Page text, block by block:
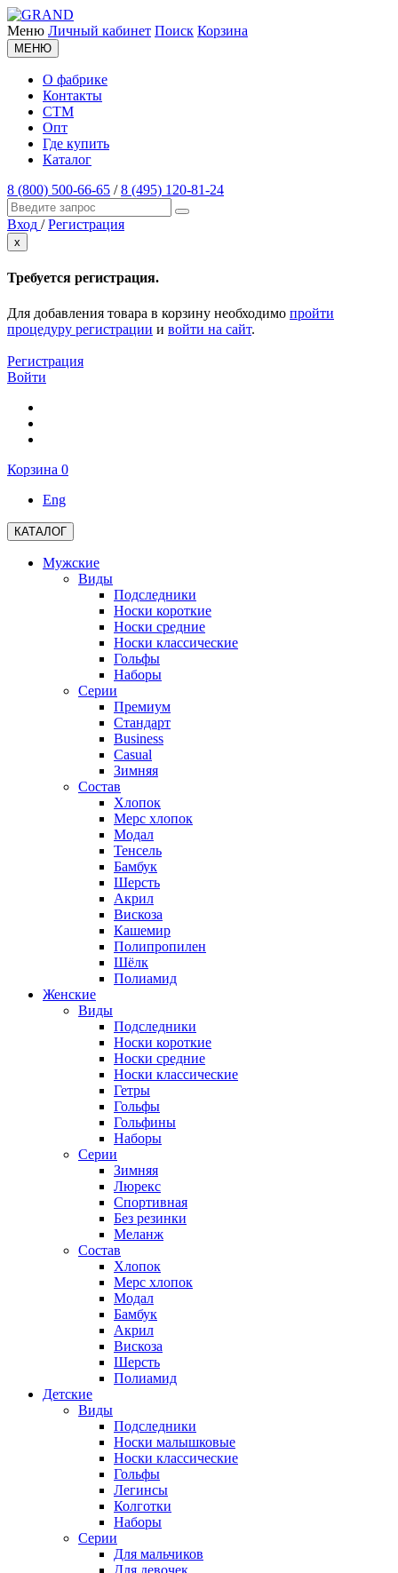
Меню Личный кабинет Поиск Корзина
МЕНЮ
О фабрике
Контакты
СТМ
Опт
Где купить
Каталог
8 (800) 500-66-65 /8 (495) 120-81-24
Вход / Регистрация
x
Требуется регистрация.
Для добавления товара в корзину необходимо пройти
процедуру регистрации и войти на сайт.
Регистрация
Войти
Корзина 0
Eng
КАТАЛОГ
Мужские
Виды
Подследники
Носки короткие
Носки средние
Носки классические
Гольфы
Наборы
Серии
Премиум
Стандарт
Business
Casual
Зимняя
Состав
Хлопок
Мерс хлопок
Модал
Тенсель
Бамбук
Шерсть
Акрил
Вискоза
Кашемир
Полипропилен
Шёлк
Полиамид
Женские
Виды
Подследники
Носки короткие
Носки средние
Носки классические
Гетры
Гольфы
Гольфины
Наборы
Серии
Зимняя
Люрекс
Спортивная
Без резинки
Меланж
Состав
Хлопок
Мерс хлопок
Модал
Бамбук
Акрил
Вискоза
Шерсть
Полиамид
Детские
Виды
Подследники
Носки малышковые
Носки классические
Гольфы
Легинсы
Колготки
Наборы
Серии
Для мальчиков
Для девочек